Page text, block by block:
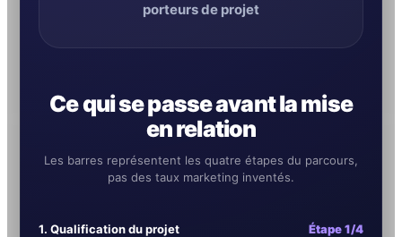
porteurs de projet
Ce qui se passe avant la mise
en relation
Les barres représentent les quatre étapes du parcours,
pas des taux marketing inventés.
1. Qualification du projet Étape 1/4